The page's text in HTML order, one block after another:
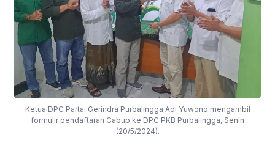
Ketua DPC Partai Gerindra Purbalingga Adi Yuwono mengambil
formulir pendaftaran Cabup ke DPC PKB Purbalingga, Senin
(20/5/2024).